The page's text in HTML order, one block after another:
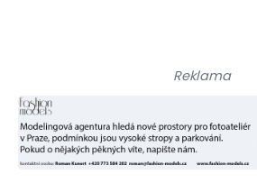
Reklama